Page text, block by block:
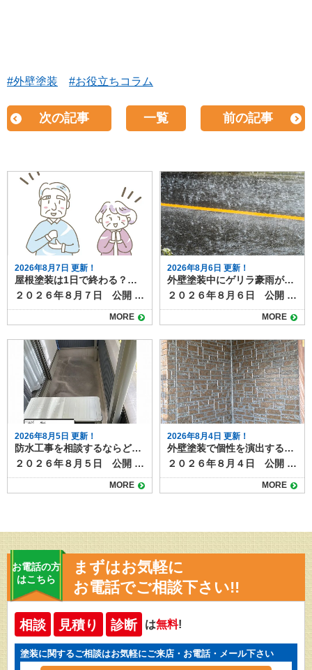
#外壁塗装 #お役立ちコラム
次の記事 一覧 前の記事
2026年8月7日 更新！
屋根塗装は1日で終わる？工事期間と注意点
２０２６年８月７日 公開 屋根塗装の工事について、「作業は何日かかるのか」「1日で終わるのか」が気になる方も多いでしょう。 たしかに工事期間が短ければうれしいかもしれませんが、きちんと施工できていなければ意味がありませんよね。 結論から言うと、屋根塗装をしっかりと行う場合、1日で完了することはほとんどありません。ここでは、屋根塗装の一般的な工程と日数、1日で終わらせる場合の条件や注意点を解説します。 目次屋根塗装の一般的な工期足場組立高圧洗浄下地処理・補修下塗り中塗り・上塗り仕上げ・点検・足場解体1日で終わる場合の条件無理に1日で終わらせるリスク塗膜の耐久性低下仕上がりのムラ屋根塗装は正しい施工で高品質メンテナンスになります 屋根塗装の一般的な工期 屋根塗装は下地処理から仕上げまで複数工程があり、通常は５〜7日程度かかります。工程は以下の通りです。 足場組立 屋根塗装は高所作業のため、必ず足場を組みます。足場組みは半日～１日で完了します。 高圧洗浄 屋根表面の汚れやコケ、古い塗膜を水圧で洗い落とします。洗浄後はしっかり乾燥させる必要があり、この時点で1日かかります。 下地処理・補修 ひび割れ補修や板金部分のケレン作業など、塗装前の準備を行います。屋根の大きさや劣化の程度によって作業量が異なりますか、およそ半日～１日かけて行います。 下塗り 塗料の密着性を高めるための下塗りを行います。乾燥時間は数時間〜1日必要です。 中塗り・上塗り 色付けと耐久性を高めるため、同じ塗料を2回塗り重ねます。塗り重ねの間にも乾燥時間を取ります。中塗り・上塗りともにしっかり乾燥時間を設けるので、最低でも２日以上はかかります。 仕上げ・点検・足場解体 塗り残しやムラのチェック、清掃などを行って完了です。 1日で終わる場合の条件 前項で見てきたように、屋根塗装の一般的な工程をすべて踏むとすると、１日で作業が終わることはありません。 部分補修のみなど特殊な条件の塗装であれば、1日で作業が終わるケースもあります。 ただし、これらはあくまで例外であり、耐久性や美観を長く保ちたい場合には不向きです。 無理に1日で終わらせるリスク 屋根塗装を早く終わらせたい！と無理やり１日で終わらせると次のようなリスク・デメリットがあります。 塗膜の耐久性低下 乾燥時間を十分に取らないと塗料の性能が発揮できず、剥がれやすくなります。グレードの高い塗料であれば耐久年数は２０年にもなりますが、施工不良によってわずか数年ではがれてきてしまうというケースも。 仕上がりのムラ 急いで塗ることで塗りムラや厚み不足が起こりやすくなります。厚み不足は塗膜が均一でない証拠なので、部分的に早く劣化したり、美観性が損なわれたりする原因になります。 屋根塗装は正しい施工で高品質メンテナンスになります 屋根塗装は品質を守るために、基本的には数日かけて行うのが理想です。1日で終わらせることは可能な場合もありますが、その多くは部分塗装や応急処置に限られます。長持ちする塗装を求めるなら、日数に余裕を持ち、しっかりと工程を踏む業者を選びましょう。 塗り達では、各工程を写真におさめ、正しい施工を遵守しています。高品質な屋根塗装なら塗り達にお任せください！
MORE
2026年8月6日 更新！
外壁塗装中にゲリラ豪雨が降ったら？工事への影響と対応方法
２０２６年８月６日 公開 夏場を中心に増えているゲリラ豪雨は、外壁塗装工事にも大きな影響を与えます。 短時間で強い雨が降ると、塗料の仕上がり不良や工期の延長につながるため、現場では慎重な判断が求められます。 本記事では、突然の雨が外壁塗装工事に与える影響と、業者が行う対策について解説します。 目次ゲリラ豪雨が工事に与える影響塗料の密着不良色ムラや白化現象工期の延長施工業者が行う雨対策天気予報の細かなチェック塗装前の作業判断養生やシートでの防護工事中にゲリラ豪雨が降った場合の流れ施主ができる心構えまとめ ゲリラ豪雨が工事に与える影響 工事中のゲリラ豪雨が与える仕上がりや耐久性への影響を確認しておきましょう。 塗料の密着不良 塗装面が濡れた状態で塗料が付着すると、乾燥後に剥がれやすくなります。特に下塗り前や塗料の乾燥途中に雨が降ると、仕上がりや耐久性に影響します。 色ムラや白化現象 塗料が完全に乾く前に雨水が付着すると、表面が白っぽく濁ったり色ムラが発生します。この状態になると塗り直しが必要です。 工期の延長 ゲリラ豪雨は予測が難しいため、作業を中断したり翌日以降に工程をずらすことがあります。乾燥時間の確保も必要なため、予定より工期が伸びる場合があります。 施工業者が行う雨対策 塗装工事の施工業者は、天気予報によって、 ①雨が降り出すまで作業し、降ってきたらすぐに中断する ②１日中降りそうなので、最初から今日の作業を中止する のいずれかの判断をします。 ゲリラ豪雨などお天気の具合は、予報を見ていてもなかなか予測がつきづらいものですが、施工業者は事前に次のような対策を行って、急な雨に備えています。 天気予報の細かなチェック 近年は1時間単位のピンポイント予報が利用でき、工事前や休憩時間にも確認して作業スケジュールを調整します。 塗装前の作業判断 雨雲レーダーで豪雨の可能性が高い場合は、塗装工程を行わず、養生や下地調整など雨の影響を受けにくい作業に切り替えます。 養生やシートでの防護 作業中に急な雨が降った際は、足場のメッシュシートやビニールで塗装面を覆い、雨水の付着を防ぎます。 工事中にゲリラ豪雨が降った場合の流れ 塗装工事中にゲリラ豪雨に見舞われた場合には、次のように対応するのが一般的です。 作業を即時中断し、塗装面を雨から守る 雨が止んだら塗装面の水分を拭き取り、乾燥を確認 必要に応じて、部分的に再塗装を実施 乾燥状態が確保できない場合は翌日以降に作業を延期 塗料は余分な水分が混ざると耐久性や仕上がりに影響ができます。乾燥前に雨にあたらないようにすることと、作業を再開する際には、雨の影響を確認し、必要に応じて再塗装するなど修正が必要になります。 乾燥時間をしっかりとり、次の工程に移るためにも、雨の日やその翌日はしっかりと時間をとりますので、工期が伸びることもあります。 施主ができる心構え ゲリラ豪雨に限らず、天候が塗装工事に与える影響について事前に知っておくと、不安にならずに過ごすことができます。 夏場や梅雨時期は、工期が天候に左右されやすいことを理解する 工期延長があっても無理に急がせず、品質重視で進めてもらう 工事前の打ち合わせで「雨天時の対応方針」を確認しておく など、「家の外の工事は天気次第。さらに塗装は雨の影響を受け耐久性や仕上がりにも影響がある」ことを知っておきましょう。 まとめ 外壁塗装は天候の影響を大きく受ける工事です。ゲリラ豪雨が発生すると作業が中断され、工期が延びることもありますが、品質を守るためには必要な判断です。信頼できる業者であれば、天候を見極めながら安全かつ丁寧に作業を進めてくれます。 雨天時の対応は、塗装工程の進み具合や、今どんなことを行っているかによっても個々のケースで異なります。 実際に工事をしている場合は、施工店に「雨の場合の作業はどうなるのか」事前に確認しておくとよいでしょう。
MORE
2026年8月5日 更新！
防水工事を相談するならどこに？状況別の相談先と選び方
２０２６年８月５日 公開 屋上やベランダの防水層が劣化すると、雨漏りや建物内部の腐食につながります。そのため定期的なメンテナンスや必要な補修工事が必要になりますが、いざ防水工事を検討するとなると、「どこに相談すればよいのか分からない」という方は多いのではないでしょうか。 スムーズで意味のある防水工事を行うためには、相談先の選び方も大切です。 今回は、防水工事の相談先とその特徴を整理します。 目次防水工事の主な相談先防水工事専門業者外壁塗装・屋根工事業者ハウスメーカー・工務店管理会社（マンション・アパートの場合）防水工事の状況別のおすすめ相談先戸建住宅で雨漏りが発生している場合外壁や屋根の塗装時期と重なっている場合新築から数年以内の場合マンションやアパートの屋上防水相談前に準備しておくこと防水工事のご相談は塗り達！ 防水工事の主な相談先 防水工事の施工ができる業者や相談できる先として、次のようなところがあげられます。 防水工事専門業者 最も直接的で専門的な知識を持っているのが防水工事専門業者です。ウレタン防水、シート防水、FRP防水など各工法の特徴や費用感、耐用年数を具体的に説明してもらえます。 また、現地調査後に複数の工法を比較提案してくれる業者も多く、選択肢を広く持てます。 外壁塗装・屋根工事業者 防水工事を取り扱う塗装店や屋根業者もあります。外壁や屋根のメンテナンスと同時に依頼できるため、足場の共用で費用を抑えられる場合があります。ただし、防水専門ではない場合もあるため、施工実績や担当職人の資格を確認しましょう。 ハウスメーカー・工務店 新築時に依頼したハウスメーカーや工務店も相談先のひとつです。もともとの施工方法や、下地の種類、過去の施工履歴を把握しているため、適切な修繕方法を提案してもらえる可能性があります。ただし、下請け業者を通すため中間マージンが発生し、費用が割高になることがあります。 管理会社（マンション・アパートの場合） 集合住宅であれば、施工店へ直接連絡せず、まずは管理会社や管理組合に相談するのが基本です。共用部分の防水工事は所有者単独では決定できないため、調査や見積もりの手配も管理会社が行います。 防水工事の状況別のおすすめ相談先 防水工事は全面改修や部分改修のほか、表面のトップコートだけ塗り替える場合、雨漏りしていて下地事取り換える必要がる場合など、様々なケースがあります。下記に、事例を挙げておススメの相談先をご紹介します。 戸建住宅で雨漏りが発生している場合 防水工事専門業者に直接相談し、現地調査で原因を特定してもらうのが早道です。防水工事の補修のほか、雨漏り補修が必要になります。雨漏り専門店なども相談先になるでしょう。 外壁や屋根の塗装時期と重なっている場合 外壁塗装業者や屋根工事業者にまとめて依頼すると、塗装用に組む足場を使えるのでコストダウンになります。塗装工事店でも防水工事を扱っている施工店があるので、確認してみましょう。 新築から数年以内の場合 保証期間内であればハウスメーカーに相談し、無償修繕が可能か確認します。防水工事は５～１０年ほどの耐久性があるため、築後数年であれば、初期不良の可能性があります。 マンションやアパートの屋上防水 管理会社・管理組合経由で計画的に工事を進める必要があります。一戸だけ部分的な補修が必要になるケースもあれば、建物全体で一度にメンテナンスした方がよい場合もあります。ベランダやバルコニーの防水面に不安があれば、直接施工店に相談せず、まずは管理組合などへ連絡してみましょう。 相談前に準備しておくこと 防水工事のメンテナンスを相談する際には次のようなことをまとめて準備しておくと話がスムーズになります。 雨漏りや水たまりなどの症状がいつから発生しているか 範囲や程度が分かる写真 過去の修繕履歴や保証書 特に、過去に修繕したことがある場合は契約書や見積書などを見せられるとよいでしょう。 防水工事のご相談は塗り達！ 防水工事の相談先は状況や建物の種類によって異なります。戸建住宅であれば防水専門業者や塗装店、集合住宅なら管理会社を通すのが基本です。 どこに相談する場合でも、複数社から見積もりを取り、提案内容や保証期間を比較検討することが、後悔しない防水工事につながります。 塗り達では、塗装工事に加えて防水工事の施工も行っています。塗装工事と一緒の施工も可能ですし、防水工事のみの工事も承ります。まずはお気軽にご相談ください。
MORE
2026年8月4日 更新！
外壁塗装で個性を演出する多彩工法とは？模様仕上げの魅力と特徴
２０２６年８月４日 公開 外壁塗装というと「単色で塗るだけ」というイメージを持つ人も多いですが、近年は色だけでなく模様をつける塗装も人気を集めています。 その代表的な塗装方法が「多彩工法」です。色と質感を組み合わせた独自の仕上がりが得られ、住まいの印象を大きく変えることができます。 目次多彩工法とは多彩工法のメリット高級感と個性を演出デザインの自由度が高い既存外壁の質感を活かせる汚れが目立ちにくい多彩工法の施工方法仕上がりのバリエーション注意点と費用の目安京都・滋賀で多彩工法なら塗り達にお任せ！ 多彩工法とは 多彩工法とは、２色又は３色の組み合わせ、自然な陰影をつけながら仕上げる塗装方法です。ベースとなる色の上から、粒状の塗料や異なる色の塗材を重ねることで、深みや立体感のある模様を作り出します。 サイディング外壁の凹凸を活かす施工方法なので、元々ある柄を以下shながら塗装したり、天然石調やレンガ調など高級感を演出することも可能です。 ▶多彩工法プラン 多彩工法のメリット 多彩工法を使った塗装には様々なメリットがあります。仕上がりの美しさだけではなくもちろん塗装工事としての耐久性もばっちりあります。 高級感と個性を演出 光の当たり方や見る角度によって表情が変わり、単色塗装では得られない高級感が生まれます。 #gallery-1 { margin: auto; } #gallery-1 .gallery-item { float: left; margin-top: 10px; text-align: center; width: 50%; } #gallery-1 img { border: 2px solid #cfcfcf; } #gallery-1 .gallery-caption { margin-left: 0; } /* see gallery_shortcode() in wp-includes/media.php */ 施工前 施工後 デザインの自由度が高い 色の組み合わせや粒の大きさ、模様の出し方などを調整できるため、周囲の家と差別化しやすくなります。 既存外壁の質感を活かせる サイディングの模様を残したまま色だけを変える「クリヤー仕上げ」や、上から模様を重ねる方法もあり、リフォームでも新築のような仕上がりにできます。 汚れが目立ちにくい 多色使いのため、雨だれや埃などの汚れが単色よりも目立ちにくいという特徴があります。 多彩工法の施工方法 多彩工法は特殊な専用ローラーを使って、多彩工法専用塗料を塗っていく施工方法です。 施工には通常の塗装よりも技術が必要で、塗料の販売元であるスズカファインの認定施工店でしか施工できない工法です。多彩工法をご希望の場合は、経験豊富な職人が在籍する認定施工店に依頼することが重要です。 仕上がりのバリエーション 多彩工法には、２色又は３色仕上げ、色の組み合わせによって天然石風・砂壁風・チップ入り・グラデーション調などさまざまなパターンがあります。 例えば、ベージュ系のベースにブラウンやホワイトのチップを加えると落ち着いた印象に、グレー系にブルーの粒を混ぜるとモダンな雰囲気になります。色の組み合わせ次第で和風にも洋風にも対応可能です。 注意点と費用の目安 多彩工法は通常の単色塗装よりも工程や材料が増えるため、費用は1.2〜1.5倍程度になる場合があります。 また、部分補修の際には模様を再現する必要があるため、同じ職人や塗料を使うことが望ましいでしょう。 玄関周りや外塀だけなど一部分への施工も可能です。認定施工店にぜひご相談ください。 ▶多彩工法の施工事例はこちら 京都・滋賀で多彩工法なら塗り達にお任せ！ 外壁塗装の模様仕上げ、とくに多彩工法は、住まいの個性を引き立てる魅力的な方法です。高級感やデザイン性を求める方にはぴったりの工法ですが、仕上がりの満足度は職人の腕に大きく左右されます。施工事例を確認しながら、自分の家に合ったデザインを検討することが大切です。 京都・滋賀で多彩工法をご希望なら、認定施工店の塗り達にご相談ください！施工実績も多数あります！
MORE
お電話の方
はこちら
まずはお気軽に
お電話でご相談下さい!!
相談 見積り 診断 は無料!
塗装に関するご相談はお気軽にご来店・お電話・メール下さい